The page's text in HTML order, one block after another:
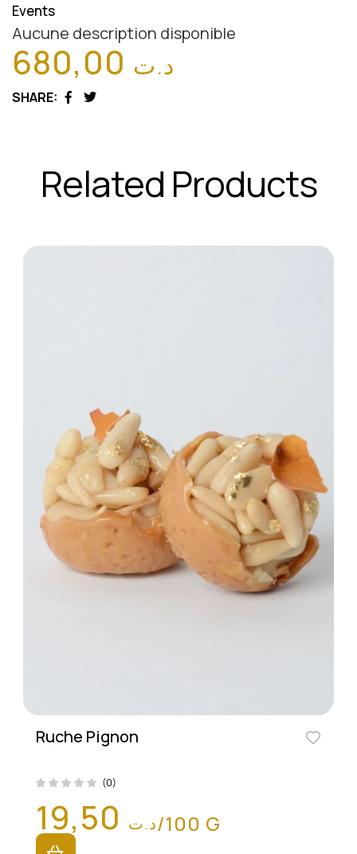
Events
Aucune description disponible
د.ت
SHARE:
Facebook
Twitter
Related Products
Ruche Pignon
(0)
د.ت/100 G